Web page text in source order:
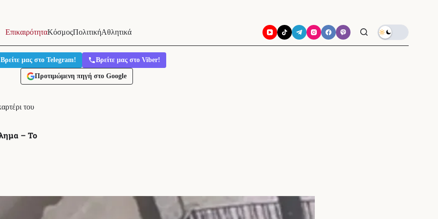
ΕπικαιρότηταΚόσμοςΠολιτικήΑθλητικά
Βρείτε μας στο Telegram! Βρείτε μας στο Viber!
Προτιμώμενη πηγή στο Google
του
– Το